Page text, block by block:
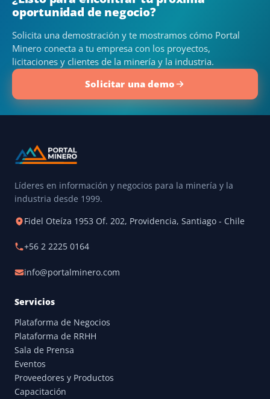
oportunidad de negocio?
Solicita una demostración y te mostramos cómo Portal
Minero conecta a tu empresa con los proyectos,
licitaciones y clientes de la minería y la industria.
Solicitar una demo
Líderes en información y negocios para la minería y la
industria desde 1999.
Fidel Oteíza 1953 Of. 202, Providencia, Santiago - Chile
+56 2 2225 0164
info@portalminero.com
Servicios
Plataforma de Negocios
Plataforma de RRHH
Sala de Prensa
Eventos
Proveedores y Productos
Capacitación